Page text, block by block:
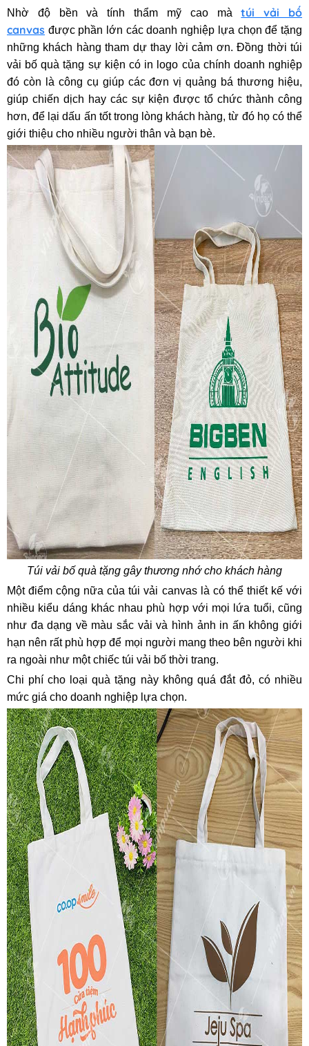
Nhờ độ bền và tính thẩm mỹ cao màtúi vải bố
canvas được phần lớn các doanh nghiệp lựa chọn để tặng
những khách hàng tham dự thay lời cảm ơn. Đồng thời túi
vải bố quà tặng sự kiện có in logo của chính doanh nghiệp
đó còn là công cụ giúp các đơn vị quảng bá thương hiệu,
giúp chiến dịch hay các sự kiện được tổ chức thành công
hơn, để lại dấu ấn tốt trong lòng khách hàng, từ đó họ có thể
giới thiệu cho nhiều người thân và bạn bè.
Túi vải bố quà tặng gây thương nhớ cho khách hàng
Một điểm cộng nữa của túi vải canvas là có thể thiết kế với
nhiều kiểu dáng khác nhau phù hợp với mọi lứa tuổi, cũng
như đa dạng về màu sắc vải và hình ảnh in ấn không giới
hạn nên rất phù hợp để mọi người mang theo bên người khi
ra ngoài như một chiếc túi vải bố thời trang.
Chi phí cho loại quà tặng này không quá đắt đỏ, có nhiều
mức giá cho doanh nghiệp lựa chọn.